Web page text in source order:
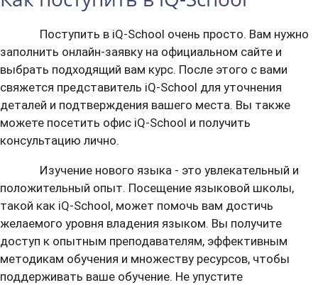
Поступить в iQ-School очень просто. Вам нужно
заполнить онлайн-заявку на официальном сайте и
выбрать подходящий вам курс. После этого с вами
свяжется представитель iQ-School для уточнения
деталей и подтверждения вашего места. Вы также
можете посетить офис iQ-School и получить
консультацию лично.
Изучение нового языка - это увлекательный и
положительный опыт. Посещение языковой школы,
такой как iQ-School, может помочь вам достичь
желаемого уровня владения языком. Вы получите
доступ к опытным преподавателям, эффективным
методикам обучения и множеству ресурсов, чтобы
поддерживать ваше обучение. Не упустите